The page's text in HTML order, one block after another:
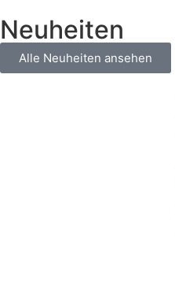
Neuheiten
Alle Neuheiten ansehen